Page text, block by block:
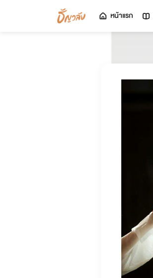
หน้าแรก